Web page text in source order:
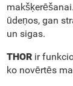
ūdeņos, gan
un sigas.
THORir
ko novērtēs